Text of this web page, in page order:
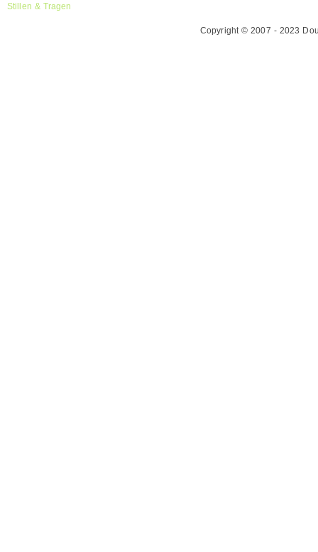
Stillen & Tragen
Copyright © 2007 - 2023